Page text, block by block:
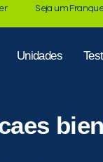
Seja um
Unidades